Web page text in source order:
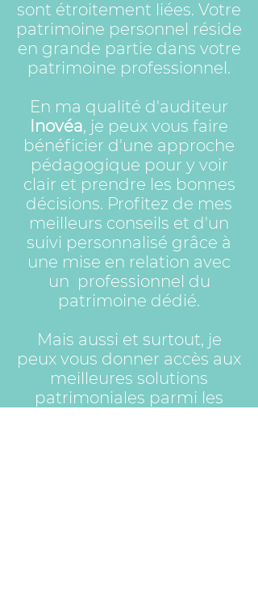
sont étroitement liées. Votre
patrimoine personnel réside
en grande partie dans votre
patrimoine professionnel.
En ma qualité d'auditeur
Inovéa, je peux vous faire
bénéficier d'une approche
pédagogique pour y voir
clair et prendre les bonnes
décisions. Profitez de mes
meilleurs conseils et d'un
suivi personnalisé grâce à
une mise en relation avec
un professionnel du
patrimoine dédié.
Mais aussi et surtout, je
peux vous donner accès aux
meilleures solutions
patrimoniales parmi les